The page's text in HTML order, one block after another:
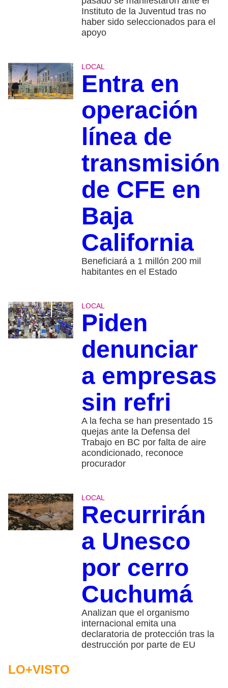
Instituto de la Juventud tras no
haber sido seleccionados para el
apoyo
LOCAL
Entra en
operación
línea de
transmisión
de CFE en
Baja
California
Beneficiará a 1 millón 200 mil
habitantes en el Estado
LOCAL
Piden
denunciar
a empresas
sin refri
A la fecha se han presentado 15
quejas ante la Defensa del
Trabajo en BC por falta de aire
acondicionado, reconoce
procurador
LOCAL
Recurrirán
a Unesco
por cerro
Cuchumá
Analizan que el organismo
internacional emita una
declaratoria de protección tras la
destrucción por parte de EU
LO+VISTO